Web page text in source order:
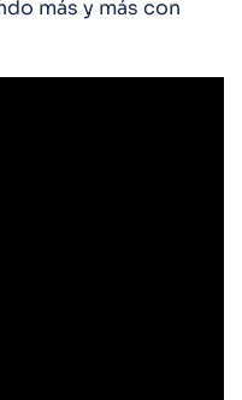
más y más con